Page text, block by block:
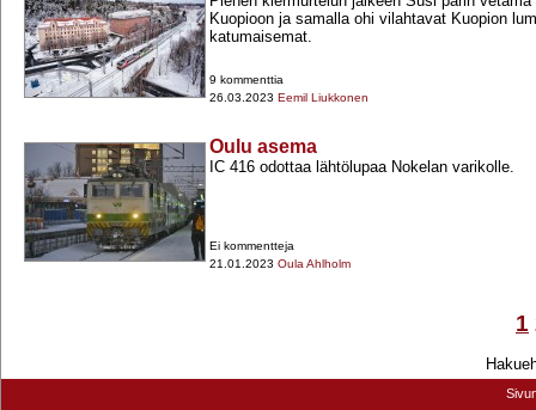
Kuopioon ja samalla ohi vilahtavat Kuopion
katumaisemat.
9 kommenttia
26.03.2023 Eemil Liukkonen
Oulu asema
IC 416 odottaa lähtölupaa Nokelan varikolle.
Ei kommentteja
21.01.2023 Oula Ahlholm
1